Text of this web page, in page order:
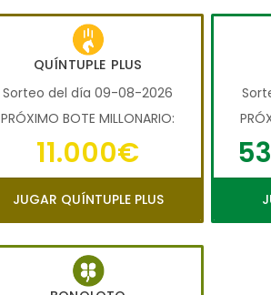
QUÍNTUPLE PLUS
Sorteo del día 09-08-2026
PRÓXIMO BOTE MILLONARIO:
11.000€
JUGAR QUÍNTUPLE PLUS